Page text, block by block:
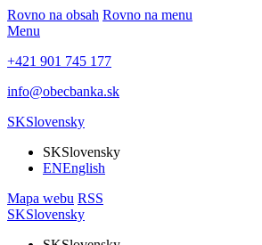
Rovno na obsah Rovno na menu
Menu
+421 901 745 177
info@obecbanka.sk
SKSlovensky
SKSlovensky
ENEnglish
Mapa webu RSS
SKSlovensky